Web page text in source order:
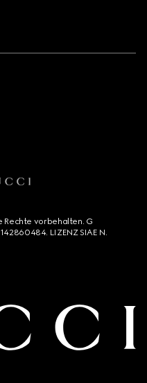
Rechte vorbehalten. G
LIZENZ SIAE N.